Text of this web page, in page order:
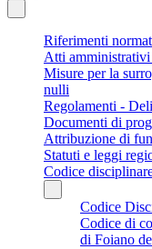
Riferimenti
Atti amministrativi
Misure per la
nulli
Regolamenti -
Documenti di
Attribuzione di
Statuti e leggi
Codice
Codice
Codice di
di Foiano